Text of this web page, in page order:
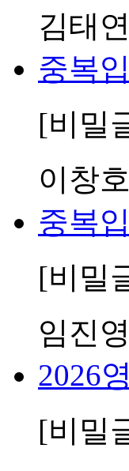
김태연
중복
[비밀
이창호
중복
[비밀
임진영
2026
[비밀